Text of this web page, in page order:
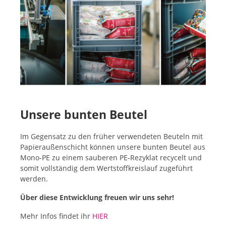
Unsere bunten Beutel
Im Gegensatz zu den früher verwendeten Beuteln mit
Papieraußenschicht können unsere bunten Beutel aus
Mono-PE zu einem sauberen PE-Rezyklat recycelt und
somit vollständig dem Wertstoffkreislauf zugeführt
werden.
Über diese Entwicklung freuen wir uns sehr!
Mehr Infos findet ihr HIER